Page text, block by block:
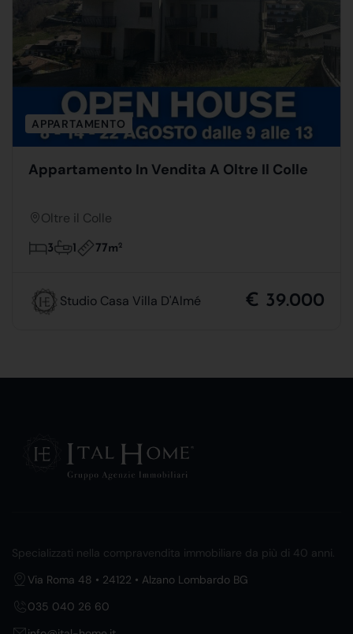
APPARTAMENTO
Appartamento In Vendita A Oltre Il Colle
Oltre il Colle
3 1 77m2
Studio Casa Villa D'Almé € 39.000
Specializzati nella compravendita immobiliare da più di 40 anni.
Via Roma 48 • 24122 • Alzano Lombardo BG
035 040 26 60